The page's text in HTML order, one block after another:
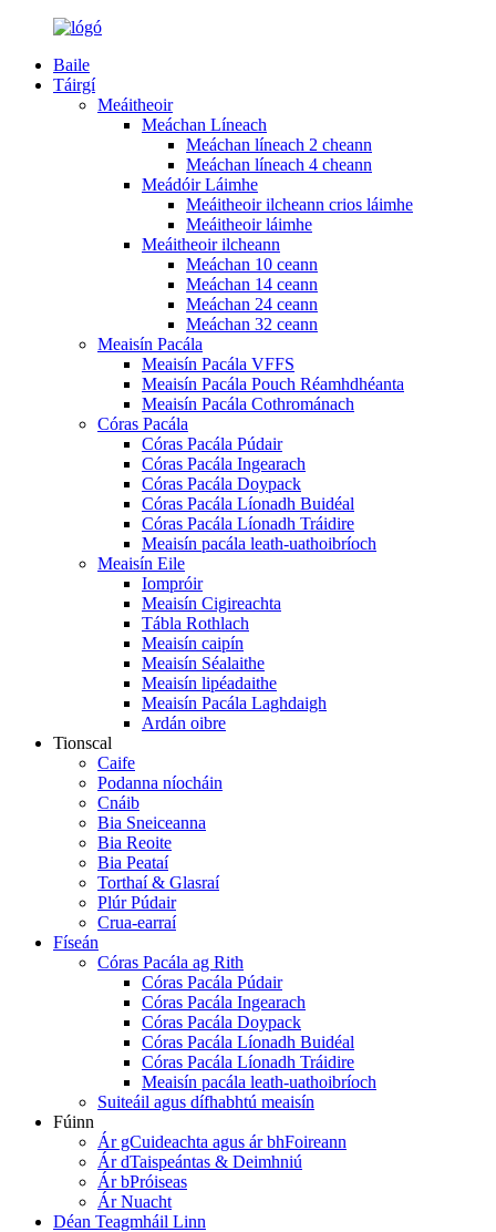
Baile
Táirgí
Meáitheoir
Meáchan Líneach
Meáchan líneach 2 cheann
Meáchan líneach 4 cheann
Meádóir Láimhe
Meáitheoir ilcheann crios láimhe
Meáitheoir láimhe
Meáitheoir ilcheann
Meáchan 10 ceann
Meáchan 14 ceann
Meáchan 24 ceann
Meáchan 32 ceann
Meaisín Pacála
Meaisín Pacála VFFS
Meaisín Pacála Pouch Réamhdhéanta
Meaisín Pacála Cothrománach
Córas Pacála
Córas Pacála Púdair
Córas Pacála Ingearach
Córas Pacála Doypack
Córas Pacála Líonadh Buidéal
Córas Pacála Líonadh Tráidire
Meaisín pacála leath-uathoibríoch
Meaisín Eile
Iompróir
Meaisín Cigireachta
Tábla Rothlach
Meaisín caipín
Meaisín Séalaithe
Meaisín lipéadaithe
Meaisín Pacála Laghdaigh
Ardán oibre
Tionscal
Caife
Podanna níocháin
Cnáib
Bia Sneiceanna
Bia Reoite
Bia Peataí
Torthaí & Glasraí
Plúr Púdair
Crua-earraí
Físeán
Córas Pacála ag Rith
Córas Pacála Púdair
Córas Pacála Ingearach
Córas Pacála Doypack
Córas Pacála Líonadh Buidéal
Córas Pacála Líonadh Tráidire
Meaisín pacála leath-uathoibríoch
Suiteáil agus dífhabhtú meaisín
Fúinn
Ár gCuideachta agus ár bhFoireann
Ár dTaispeántas & Deimhniú
Ár bPróiseas
Ár Nuacht
Déan Teagmháil Linn